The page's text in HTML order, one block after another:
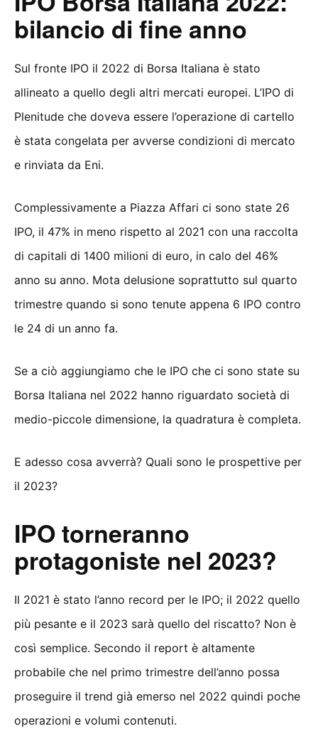
bilancio di fine anno
Sul fronte IPO il 2022 di Borsa Italiana è stato
allineato a quello degli altri mercati europei. L’IPO di
Plenitude che doveva essere l’operazione di cartello
è stata congelata per avverse condizioni di mercato
e rinviata da Eni.
Complessivamente a Piazza Affari ci sono state 26
IPO, il 47% in meno rispetto al 2021 con una raccolta
di capitali di 1400 milioni di euro, in calo del 46%
anno su anno. Mota delusione soprattutto sul quarto
trimestre quando si sono tenute appena 6 IPO contro
le 24 di un anno fa.
Se a ciò aggiungiamo che le IPO che ci sono state su
Borsa Italiana nel 2022 hanno riguardato società di
medio-piccole dimensione, la quadratura è completa.
E adesso cosa avverrà? Quali sono le prospettive per
il 2023?
IPO torneranno
protagoniste nel 2023?
Il 2021 è stato l’anno record per le IPO; il 2022 quello
più pesante e il 2023 sarà quello del riscatto? Non è
così semplice. Secondo il report è altamente
probabile che nel primo trimestre dell’anno possa
proseguire il trend già emerso nel 2022 quindi poche
operazioni e volumi contenuti.